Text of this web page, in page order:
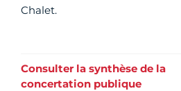
Chalet.
Consulter la synthèse de la
concertation publique